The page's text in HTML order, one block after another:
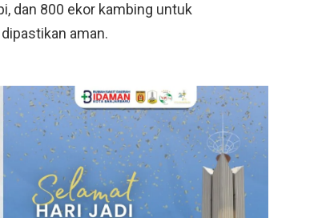
dan 800 ekor kambing untuk
aman.